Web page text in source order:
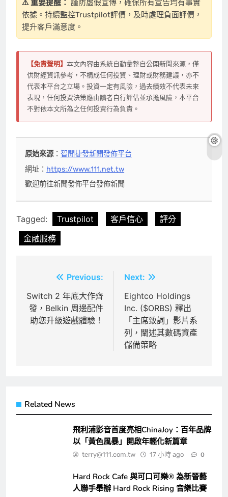
⚠️ 重要提醒： 謹防虛假宣傳，確保所有宣告均有事實
依據。持續監控Trustpilot評價，及時處理負面評價，
提升客戶滿意度。
【免責聲明】 本文內容由系統自動彙整自公開新聞來源，僅
供財經資訊參考，不構成任何投資、理財或財務建議，亦不
代表本平台之立場。投資一定有風險，過去績效不代表未來
表現，任何投資決策應由讀者自行評估並承擔風險，本平台
不對依本文所為之任何投資行為負責。
原始來源：智聞捷發新聞發佈平台
網址： https://www.111.net.tw
歡迎前往新聞發佈平台發佈新聞
Tagged: Trustpilot 客戶信心
評分
金融服務
章
導
Previous:
Switch 2 年底大作齊
發，Belkin 周邊配件
助您升級遊戲體驗！
Next:
Eightco Holdings
Inc. ($ORBS) 釋出
「主席致詞」影片系
列，闡述其數碼資產
儲備策略
Related News
飛利浦影音首度亮相ChinaJoy：百年品牌
以「黃色風暴」開啟年輕化新篇章
terry@111.com.tw 17 小時 ago 0
Hard Rock Cafe 與可口可樂® 為新晉藝
人聯手舉辦 Hard Rock Rising 音樂比賽